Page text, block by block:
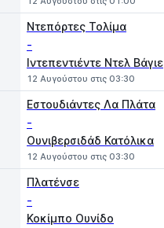
Ντεπόρτες Τολίμα
-
Ιντεπεντιέντε Ντελ Βάγιε
12 Αυγούστου στις 03:30
Εστουδιάντες Λα Πλάτα
-
Ουνιβερσιδάδ Κατόλικα
12 Αυγούστου στις 03:30
Πλατένσε
-
Κοκίμπο Ουνίδο